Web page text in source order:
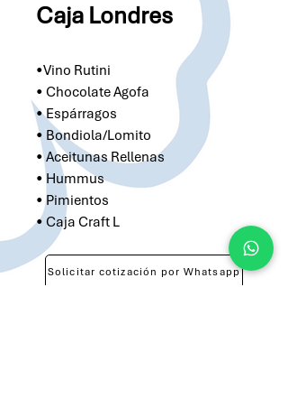
Caja Londres
•Vino Rutini
• Chocolate Agofa
• Espárragos
• Bondiola/Lomito
• Aceitunas Rellenas
• Hummus
• Pimientos
• Caja Craft L
Solicitar cotización por Whatsapp